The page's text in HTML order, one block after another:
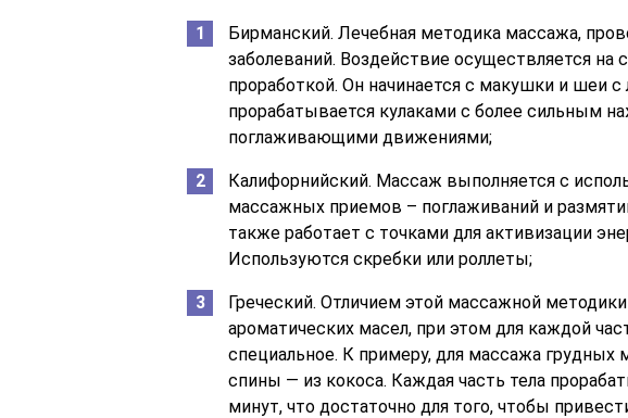
Бирманский. Лечебная методика массажа,
заболеваний. Воздействие осуществляется на
проработкой. Он начинается с макушки и шеи с
прорабатывается кулаками с более сильным
поглаживающими движениями;
Калифорнийский. Массаж выполняется с
массажных приемов – поглаживаний и
также работает с точками для активизации
Используются скребки или роллеты;
Греческий. Отличием этой массажной
ароматических масел, при этом для каждой
специальное. К примеру, для массажа
спины — из кокоса. Каждая часть тела
минут, что достаточно для того, чтобы